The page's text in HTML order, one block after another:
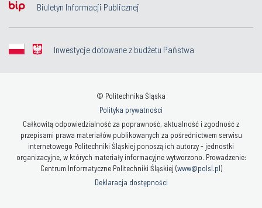
Biuletyn Informacji Publicznej
Inwestycje dotowane z budżetu Państwa
© Politechnika Śląska
Polityka prywatności
Całkowitą odpowiedzialność za poprawność, aktualność i zgodność z
przepisami prawa materiałów publikowanych za pośrednictwem serwisu
internetowego Politechniki Śląskiej ponoszą ich autorzy - jednostki
organizacyjne, w których materiały informacyjne wytworzono. Prowadzenie:
Centrum Informatyczne Politechniki Śląskiej (www@polsl.pl)
Deklaracja dostępności